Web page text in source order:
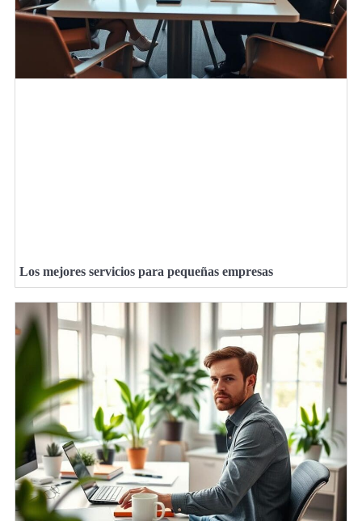
Los mejores servicios para pequeñas empresas